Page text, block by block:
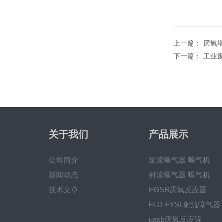
上一篇：
厌氧
下一篇： 工业
关于我们
公司简介
新闻动态
技术文章
产品展示
旋流曝气器 曝气机
射流曝气器 曝气机
EGSB厌氧反应器
FLD-FYSL射流曝气器
uasb厌氧反应罐